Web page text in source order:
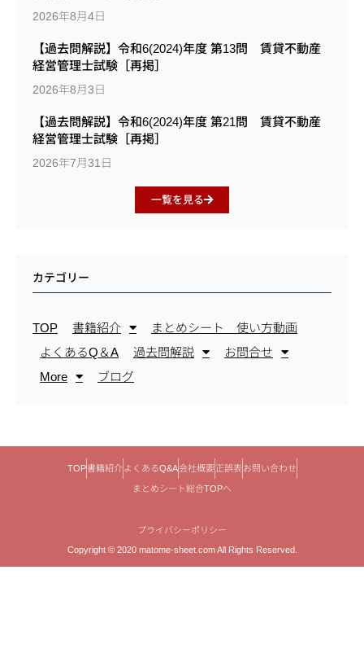
2026年8月4日
【過去問解説】令和6(2024)年度 第13問 賃貸不動産
経営管理士試験［再掲］
2026年8月3日
【過去問解説】令和6(2024)年度 第21問 賃貸不動産
経営管理士試験［再掲］
2026年7月31日
一覧を見る
カテゴリー
TOP 書籍紹介
まとめシート 使い方動画
よくあるQ＆A
過去問解説
お問合せ
More
ブログ
TOP 書籍紹介 よくあるQ&A 会社概要 正誤表 お問い合わせ
まとめシート総合TOPへ
プライバシーポリシー
Copyright © 2020 matome-sheet.com All Rights Reserved.